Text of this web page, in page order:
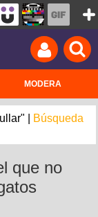
MODERA
|
Búsqueda
que no